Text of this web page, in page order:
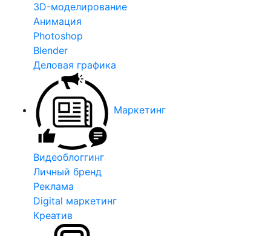
3D-моделирование
Анимация
Photoshop
Blender
Деловая графика
Маркетинг
Видеоблоггинг
Личный бренд
Реклама
Digital маркетинг
Креатив